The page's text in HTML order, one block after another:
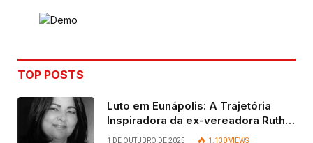
TOP POSTS
Luto em Eunápolis: A Trajetória
Inspiradora da ex-vereadora Ruth
Contadora
1 DE OUTUBRO DE 2025 1.130VIEWS